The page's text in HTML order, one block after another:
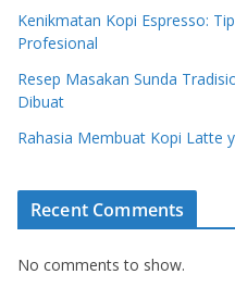
Kenikmatan Kopi Espresso:
Profesional
Resep Masakan Sunda
Dibuat
Rahasia Membuat Kopi Latte
Recent Comments
No comments to show.